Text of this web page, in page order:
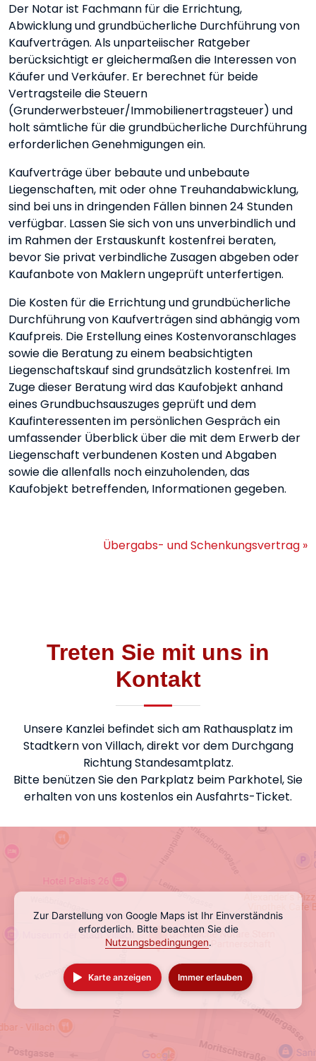
Der Notar ist Fachmann für die Errichtung,
Abwicklung und grundbücherliche Durchführung von
Kaufverträgen. Als unparteiischer Ratgeber
berücksichtigt er gleichermaßen die Interessen von
Käufer und Verkäufer. Er berechnet für beide
Vertragsteile die Steuern
(Grunderwerbsteuer/Immobilienertragsteuer) und
holt sämtliche für die grundbücherliche Durchführung
erforderlichen Genehmigungen ein.
Kaufverträge über bebaute und unbebaute
Liegenschaften, mit oder ohne Treuhandabwicklung,
sind bei uns in dringenden Fällen binnen 24 Stunden
verfügbar. Lassen Sie sich von uns unverbindlich und
im Rahmen der Erstauskunft kostenfrei beraten,
bevor Sie privat verbindliche Zusagen abgeben oder
Kaufanbote von Maklern ungeprüft unterfertigen.
Die Kosten für die Errichtung und grundbücherliche
Durchführung von Kaufverträgen sind abhängig vom
Kaufpreis. Die Erstellung eines Kostenvoranschlages
sowie die Beratung zu einem beabsichtigten
Liegenschaftskauf sind grundsätzlich kostenfrei. Im
Zuge dieser Beratung wird das Kaufobjekt anhand
eines Grundbuchsauszuges geprüft und dem
Kaufinteressenten im persönlichen Gespräch ein
umfassender Überblick über die mit dem Erwerb der
Liegenschaft verbundenen Kosten und Abgaben
sowie die allenfalls noch einzuholenden, das
Kaufobjekt betreffenden, Informationen gegeben.
Übergabs- und Schenkungsvertrag »
Treten Sie mit uns in
Kontakt
Unsere Kanzlei befindet sich am Rathausplatz im
Stadtkern von Villach, direkt vor dem Durchgang
Richtung Standesamtplatz.
Bitte benützen Sie den Parkplatz beim Parkhotel, Sie
erhalten von uns kostenlos ein Ausfahrts-Ticket.
Zur Darstellung von Google Maps ist Ihr Einverständnis
erforderlich. Bitte beachten Sie die
Nutzungsbedingungen.
Karte anzeigen Immer erlauben